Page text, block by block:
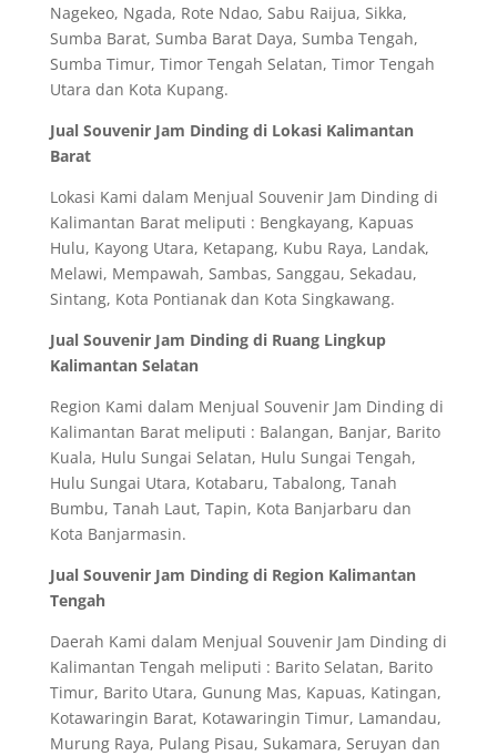
Nagekeo, Ngada, Rote Ndao, Sabu Raijua, Sikka,
Sumba Barat, Sumba Barat Daya, Sumba Tengah,
Sumba Timur, Timor Tengah Selatan, Timor Tengah
Utara dan Kota Kupang.
Jual Souvenir Jam Dinding di Lokasi Kalimantan
Barat
Lokasi Kami dalam Menjual Souvenir Jam Dinding di
Kalimantan Barat meliputi : Bengkayang, Kapuas
Hulu, Kayong Utara, Ketapang, Kubu Raya, Landak,
Melawi, Mempawah, Sambas, Sanggau, Sekadau,
Sintang, Kota Pontianak dan Kota Singkawang.
Jual Souvenir Jam Dinding di Ruang Lingkup
Kalimantan Selatan
Region Kami dalam Menjual Souvenir Jam Dinding di
Kalimantan Barat meliputi : Balangan, Banjar, Barito
Kuala, Hulu Sungai Selatan, Hulu Sungai Tengah,
Hulu Sungai Utara, Kotabaru, Tabalong, Tanah
Bumbu, Tanah Laut, Tapin, Kota Banjarbaru dan
Kota Banjarmasin.
Jual Souvenir Jam Dinding di Region Kalimantan
Tengah
Daerah Kami dalam Menjual Souvenir Jam Dinding di
Kalimantan Tengah meliputi : Barito Selatan, Barito
Timur, Barito Utara, Gunung Mas, Kapuas, Katingan,
Kotawaringin Barat, Kotawaringin Timur, Lamandau,
Murung Raya, Pulang Pisau, Sukamara, Seruyan dan